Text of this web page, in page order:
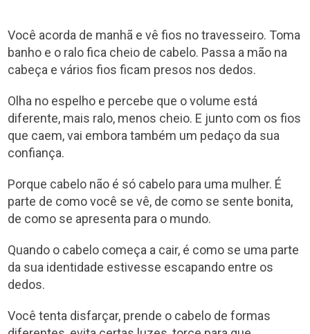
Você acorda de manhã e vê fios no travesseiro. Toma
banho e o ralo fica cheio de cabelo. Passa a mão na
cabeça e vários fios ficam presos nos dedos.
Olha no espelho e percebe que o volume está
diferente, mais ralo, menos cheio. E junto com os fios
que caem, vai embora também um pedaço da sua
confiança.
Porque cabelo não é só cabelo para uma mulher. É
parte de como você se vê, de como se sente bonita,
de como se apresenta para o mundo.
Quando o cabelo começa a cair, é como se uma parte
da sua identidade estivesse escapando entre os
dedos.
Você tenta disfarçar, prende o cabelo de formas